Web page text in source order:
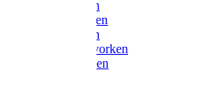
Mestvorken
Bietenvorken
Maisvorken
Aardappelvorken
Vijgenvorken